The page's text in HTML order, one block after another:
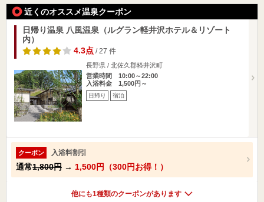
近くのオススメ温泉クーポン
日帰り温泉 八風温泉（ルグラン軽井沢ホテル＆リゾート
内）
4.3点/ 27 件
長野県 / 北佐久郡軽井沢町
営業時間 10:00～22:00
入浴料金 1,500円～
日帰り 宿泊
クーポン 入浴料割引
通常1,800円 → 1,500円（300円お得！）
他にも1種類のクーポンがあります